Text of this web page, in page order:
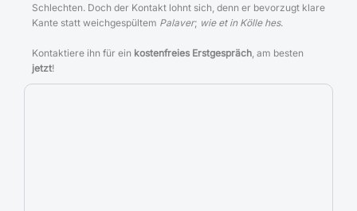
Schlechten. Doch der Kontakt lohnt sich, denn er bevorzugt klare
Kante statt weichgespültem Palaver; wie et in Kölle hes.
Kontaktiere ihn für ein kostenfreies Erstgespräch, am besten
jetzt!